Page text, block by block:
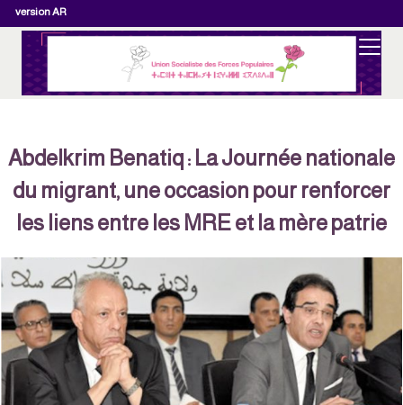
version AR
Abdelkrim Benatiq : La Journée nationale
du migrant, une occasion pour renforcer
les liens entre les MRE et la mère patrie